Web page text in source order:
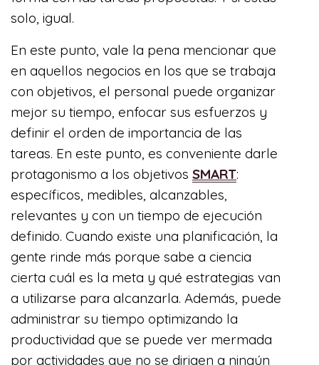
solo, igual.
En este punto, vale la pena mencionar que
en aquellos negocios en los que se trabaja
con objetivos, el personal puede organizar
mejor su tiempo, enfocar sus esfuerzos y
definir el orden de importancia de las
tareas. En este punto, es conveniente darle
protagonismo a los objetivos SMART:
específicos, medibles, alcanzables,
relevantes y con un tiempo de ejecución
definido. Cuando existe una planificación, la
gente rinde más porque sabe a ciencia
cierta cuál es la meta y qué estrategias van
a utilizarse para alcanzarla. Además, puede
administrar su tiempo optimizando la
productividad que se puede ver mermada
por actividades que no se dirigen a ningún